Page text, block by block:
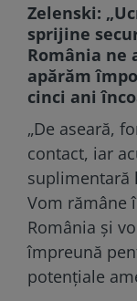
Zelenski:
sprijine
România ne
apărăm
cinci ani
„De aseară,
contact, iar
suplimentară
Vom rămâne
România și
împreună
potențiale